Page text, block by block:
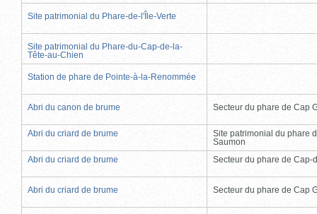
Site patrimonial du Phare-de-l'Île-Verte
Site patrimonial du Phare-du-Cap-de-la-
Tête-au-Chien
Station de phare de Pointe-à-la-Renommée
Abri du canon de brume Secteur du phare de Cap
Abri du criard de brume
Site patrimonial du phare
Saumon
Abri du criard de brume
Secteur du phare de Cap-
Abri du criard de brume Secteur du phare de Cap